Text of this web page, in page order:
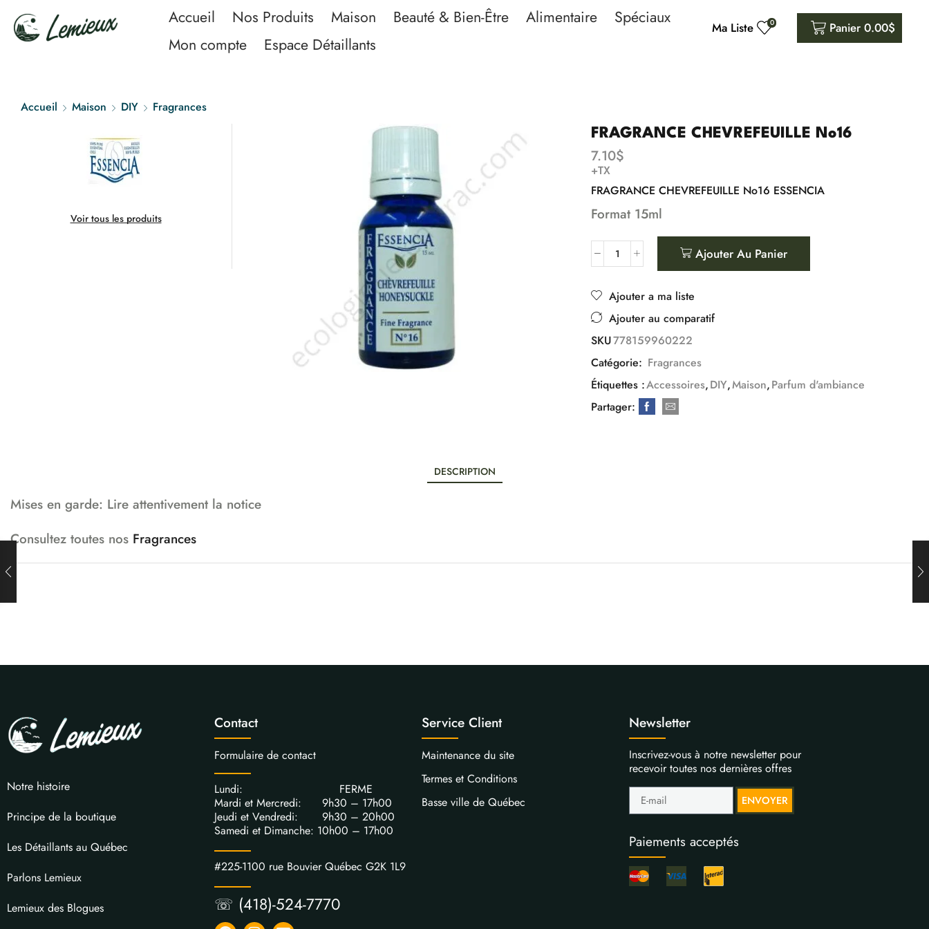
Accueil Nos Produits Maison Beauté & Bien-Être Alimentaire
Spéciaux
Mon compte
Espace Détaillants
Ma Liste 0 Panier 0.00$
Accueil Maison DIY Fragrances
FRAGRANCE CHEVREFEUILLE No16
7.10$
+TX
FRAGRANCE CHEVREFEUILLE No16 ESSENCIA
Format 15ml
Ajouter Au Panier
Ajouter a ma liste
Ajouter au comparatif
SKU778159960222
Catégorie: Fragrances
Étiquettes :Accessoires,DIY,Maison,Parfum d'ambiance
Partager:
Voir tous les produits
DESCRIPTION
Mises en garde: Lire attentivement la notice
Consultez toutes nos Fragrances
Notre histoire
Principe de la boutique
Les Détaillants au Québec
Parlons Lemieux
Lemieux des Blogues
Contact
Formulaire de contact
Lundi: FERME
Mardi et Mercredi: 9h30 – 17h00
Jeudi et Vendredi: 9h30 – 20h00
Samedi et Dimanche: 10h00 – 17h00
#225-1100 rue Bouvier Québec G2K 1L9
☏ (418)-524-7770
Service Client
Maintenance du site
Termes et Conditions
Basse ville de Québec
Newsletter
Inscrivez-vous à notre newsletter pour
recevoir toutes nos dernières offres
ENVOYER
Paiements acceptés